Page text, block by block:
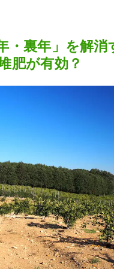
・裏年」を解消
肥が有効？